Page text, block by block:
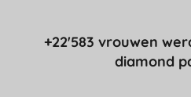
+22'583 vrouwen
diamond